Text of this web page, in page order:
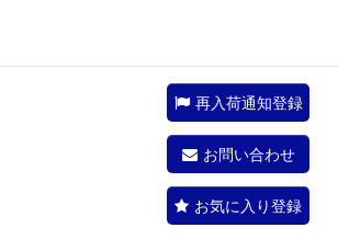
再入荷通知登録
お問い合わせ
お気に入り登録